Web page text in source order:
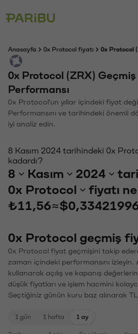
Anasayfa 0x Protocol fiyatı 0x Protocol
0x Protocol (ZRX)
Performansı
0x Protocol'un yıllar içindeki fiyat
Performansını ve tarihindeki önemli
iyi analiz edin.
8 Kasım 2024 tarihindeki 0x
kadardı?
8 Kasım 2024
0x Protocol
fiyatı
₺11,56≈
0x Protocol geçmiş
0x Protocol fiyat geçmişini takip
zaman içindeki performansını izleyin.
kullanarak açılış ve kapanış
düşük fiyatları ve işlem hacmini
Seçtiğiniz günün kuru baz alınarak
1 gün 1 hafta 1 ay